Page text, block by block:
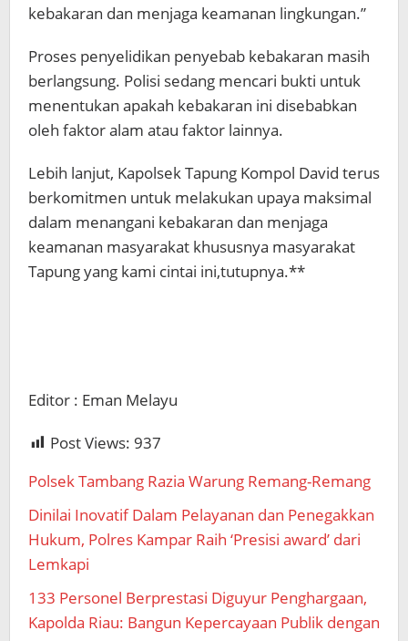
kebakaran dan menjaga keamanan lingkungan.”
Proses penyelidikan penyebab kebakaran masih
berlangsung. Polisi sedang mencari bukti untuk
menentukan apakah kebakaran ini disebabkan
oleh faktor alam atau faktor lainnya.
Lebih lanjut, Kapolsek Tapung Kompol David terus
berkomitmen untuk melakukan upaya maksimal
dalam menangani kebakaran dan menjaga
keamanan masyarakat khususnya masyarakat
Tapung yang kami cintai ini,tutupnya.**
Editor : Eman Melayu
Post Views: 937
Polsek Tambang Razia Warung Remang-Remang
Dinilai Inovatif Dalam Pelayanan dan Penegakkan
Hukum, Polres Kampar Raih ‘Presisi award’ dari
Lemkapi
133 Personel Berprestasi Diguyur Penghargaan,
Kapolda Riau: Bangun Kepercayaan Publik dengan